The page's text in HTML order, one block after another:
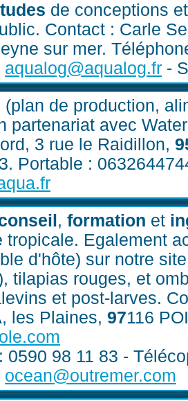
de conceptions
Contact : Carle
sur mer.
aqualog@aqualog.fr -
(plan de production,
partenariat avec
3 rue le Raidillon,
Portable :
, formation et
tropicale. Egalement
d'hôte) sur notre
tilapias rouges, et
et post-larves.
les Plaines, 97116
0590 98 11 83 -
ocean@outremer.com